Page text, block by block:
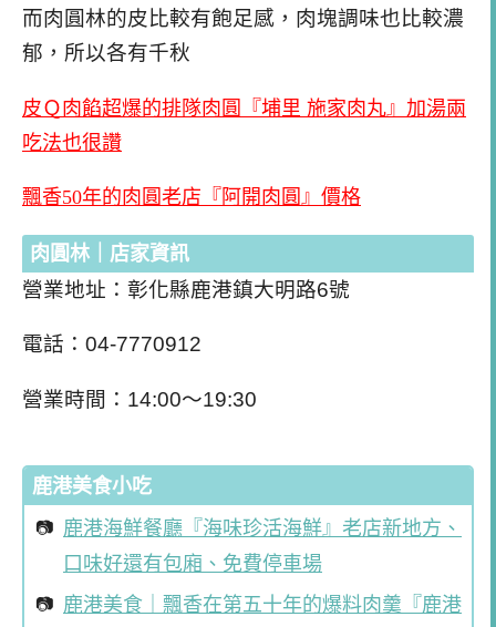
而肉圓林的皮比較有飽足感，肉塊調味也比較濃
郁，所以各有千秋
皮Ｑ肉餡超爆的排隊肉圓『埔里 施家肉丸』加湯兩
吃法也很讚
飄香50年的肉圓老店『阿開肉圓』價格
肉圓林｜店家資訊
營業地址：彰化縣鹿港鎮大明路6號
電話：04-7770912
營業時間：14:00～19:30
鹿港美食小吃
鹿港海鮮餐廳『海味珍活海鮮』老店新地方、
口味好還有包廂、免費停車場
鹿港美食｜飄香在第五十年的爆料肉羹『鹿港